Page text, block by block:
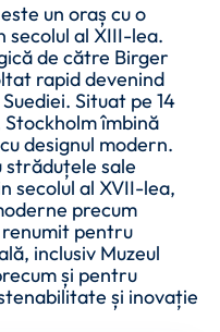
un oraș cu o
secolul al XIII-lea.
de către Birger
rapid devenind
Situat pe 14
îmbină
designul modern.
străduțele sale
secolul al XVII-lea,
precum
pentru
inclusiv Muzeul
și pentru
și inovație